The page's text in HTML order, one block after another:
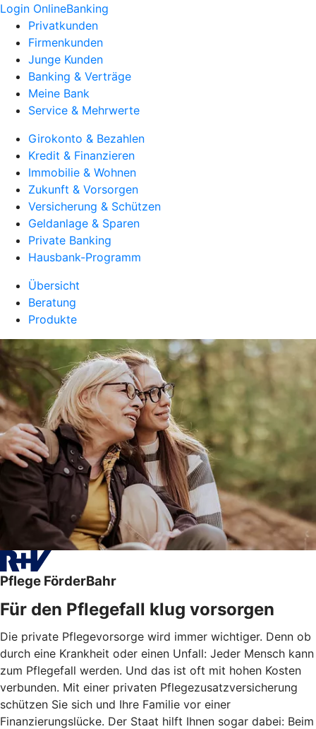
Login OnlineBanking
Privatkunden
Firmenkunden
Junge Kunden
Banking & Verträge
Meine Bank
Service & Mehrwerte
Girokonto & Bezahlen
Kredit & Finanzieren
Immobilie & Wohnen
Zukunft & Vorsorgen
Versicherung & Schützen
Geldanlage & Sparen
Private Banking
Hausbank-Programm
Übersicht
Beratung
Produkte
Pflege FörderBahr
Für den Pflegefall klug vorsorgen
Die private Pflegevorsorge wird immer wichtiger. Denn ob
durch eine Krankheit oder einen Unfall: Jeder Mensch kann
zum Pflegefall werden. Und das ist oft mit hohen Kosten
verbunden. Mit einer privaten Pflegezusatzversicherung
schützen Sie sich und Ihre Familie vor einer
Finanzierungslücke. Der Staat hilft Ihnen sogar dabei: Beim